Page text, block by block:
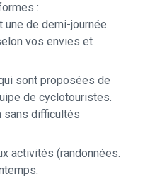
:
une de demi-journée.
vos envies et
sont proposées de
de cyclotouristes.
sans difficultés
activités (randonnées.